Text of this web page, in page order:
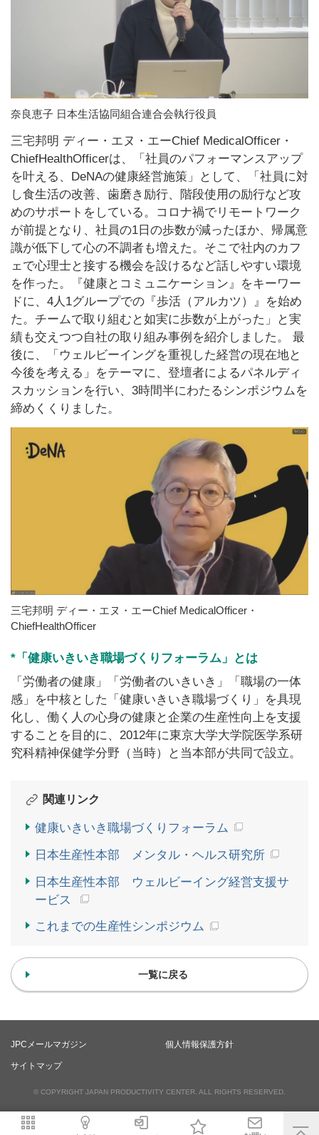
奈良恵子 日本生活協同組合連合会執行役員
三宅邦明 ディー・エヌ・エーChief MedicalOfficer・
ChiefHealthOfficer
三宅邦明 ディー・エヌ・エーChief MedicalOfficer・
ChiefHealthOfficerは、「社員のパフォーマンスアップ
を叶える、DeNAの健康経営施策」として、「社員に対
し食生活の改善、歯磨き励行、階段使用の励行など攻
めのサポートをしている。コロナ禍でリモートワーク
が前提となり、社員の1日の歩数が減ったほか、帰属意
識が低下して心の不調者も増えた。そこで社内のカフ
ェで心理士と接する機会を設けるなど話しやすい環境
を作った。『健康とコミュニケーション』をキーワー
ドに、4人1グループでの『歩活（アルカツ）』を始め
た。チームで取り組むと如実に歩数が上がった」と実
績も交えつつ自社の取り組み事例を紹介しました。 最
後に、「ウェルビーイングを重視した経営の現在地と
今後を考える」をテーマに、登壇者によるパネルディ
スカッションを行い、3時間半にわたるシンポジウムを
締めくくりました。
*「健康いきいき職場づくりフォーラム」とは
「労働者の健康」「労働者のいきいき」「職場の一体
感」を中核とした「健康いきいき職場づくり」を具現
化し、働く人の心身の健康と企業の生産性向上を支援
することを目的に、2012年に東京大学大学院医学系研
究科精神保健学分野（当時）と当本部が共同で設立。
関連リンク
健康いきいき職場づくりフォーラム
日本生産性本部 メンタル・ヘルス研究所
日本生産性本部 ウェルビーイング経営支援サ
ービス
これまでの生産性シンポジウム
一覧に戻る
JPCメールマガジン 個人情報保護方針
サイトマップ
© COPYRIGHT JAPAN PRODUCTIVITY CENTER. ALL RIGHTS RESERVED.